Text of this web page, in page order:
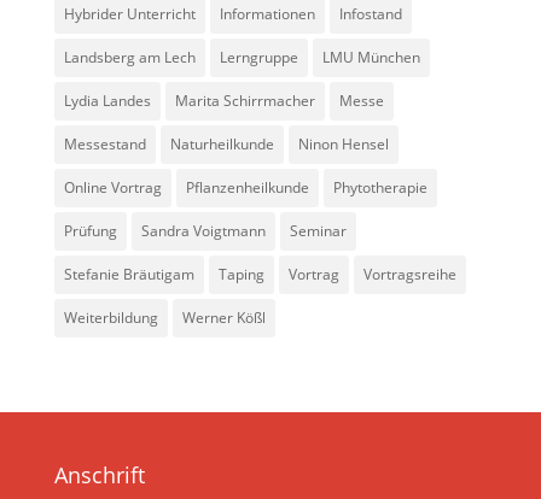
Hybrider Unterricht Informationen Infostand
Landsberg am Lech Lerngruppe LMU München
Lydia Landes Marita Schirrmacher Messe
Messestand Naturheilkunde Ninon Hensel
Online Vortrag Pflanzenheilkunde Phytotherapie
Prüfung Sandra Voigtmann Seminar
Stefanie Bräutigam Taping Vortrag Vortragsreihe
Weiterbildung Werner Kößl
Anschrift